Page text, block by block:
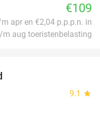
€109
apr en €2,04 p.p.p.n. in
m aug toeristenbelasting
9.1 star